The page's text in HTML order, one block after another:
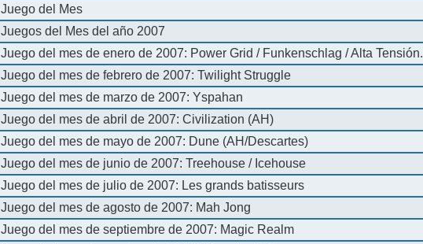
Juego del Mes
Juegos del Mes del año 2007
Juego del mes de enero de 2007: Power Grid / Funkenschlag / Alta Tensión.
Juego del mes de febrero de 2007: Twilight Struggle
Juego del mes de marzo de 2007: Yspahan
Juego del mes de abril de 2007: Civilization (AH)
Juego del mes de mayo de 2007: Dune (AH/Descartes)
Juego del mes de junio de 2007: Treehouse / Icehouse
Juego del mes de julio de 2007: Les grands batisseurs
Juego del mes de agosto de 2007: Mah Jong
Juego del mes de septiembre de 2007: Magic Realm